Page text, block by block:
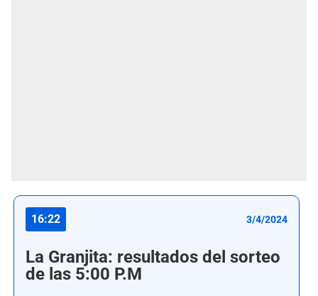
16:22 3/4/2024
La Granjita: resultados del sorteo
de las 5:00 P.M